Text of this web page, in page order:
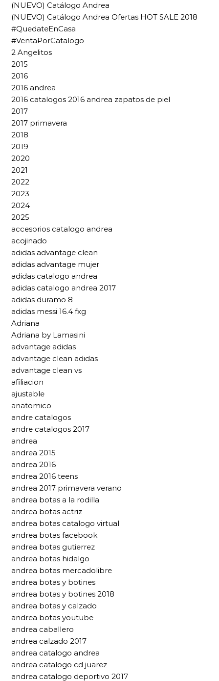
(NUEVO) Catálogo Andrea
(NUEVO) Catálogo Andrea Ofertas HOT SALE 2018
#QuedateEnCasa
#VentaPorCatalogo
2 Angelitos
2015
2016
2016 andrea
2016 catalogos 2016 andrea zapatos de piel
2017
2017 primavera
2018
2019
2020
2021
2022
2023
2024
2025
accesorios catalogo andrea
acojinado
adidas advantage clean
adidas advantage mujer
adidas catalogo andrea
adidas catalogo andrea 2017
adidas duramo 8
adidas messi 16.4 fxg
Adriana
Adriana by Lamasini
advantage adidas
advantage clean adidas
advantage clean vs
afiliacion
ajustable
anatomico
andre catalogos
andre catalogos 2017
andrea
andrea 2015
andrea 2016
andrea 2016 teens
andrea 2017 primavera verano
andrea botas a la rodilla
andrea botas actriz
andrea botas catalogo virtual
andrea botas facebook
andrea botas gutierrez
andrea botas hidalgo
andrea botas mercadolibre
andrea botas y botines
andrea botas y botines 2018
andrea botas y calzado
andrea botas youtube
andrea caballero
andrea calzado 2017
andrea catalogo andrea
andrea catalogo cd juarez
andrea catalogo deportivo 2017